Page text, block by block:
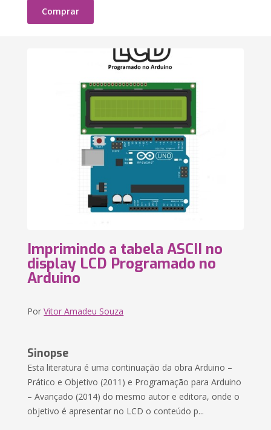
Comprar
Imprimindo a tabela ASCII no
display LCD Programado no
Arduino
PorVitor Amadeu Souza
Sinopse
Esta literatura é uma continuação da obra Arduino –
Prático e Objetivo (2011) e Programação para Arduino
– Avançado (2014) do mesmo autor e editora, onde o
objetivo é apresentar no LCD o conteúdo p...